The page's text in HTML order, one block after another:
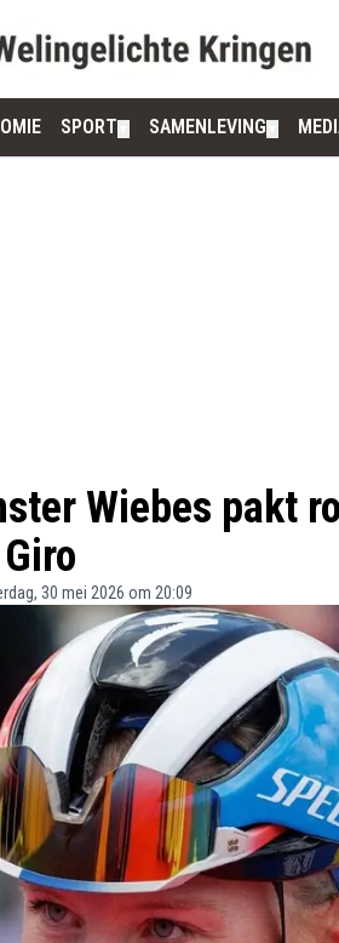
SPORT SAMENLEVING
Wiebes pakt
30 mei 2026 om 20:09